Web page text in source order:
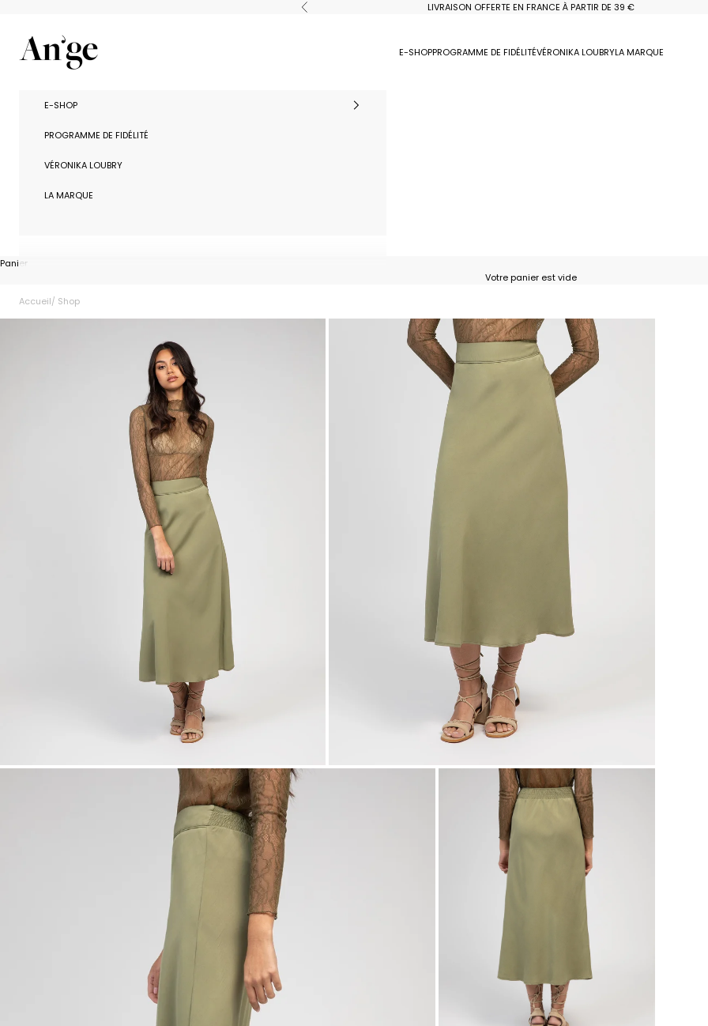
Précédent LIVRAISON OFFERTE EN FRANCE À PARTIR DE 39 €
Ange Paris
E-SHOPPROGRAMME DE FIDÉLITÉVÉRONIKA LOUBRYLA MARQUE
E-SHOP
PROGRAMME DE FIDÉLITÉ
VÉRONIKA LOUBRY
LA MARQUE
Panier
Votre panier est vide
Accueil
Shop